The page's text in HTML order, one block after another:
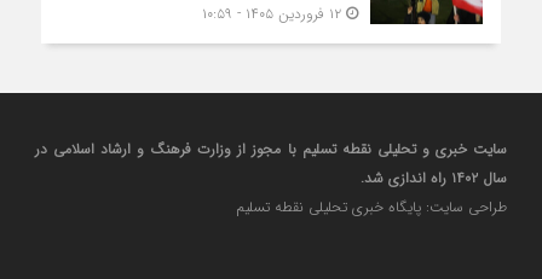
۱۲ فروردین ۱۴۰۵ - ۱۰:۵۹
سایت خبری و تحلیلی نقطه تسلیم با مجوز از وزارت فرهنگ و ارشاد اسلامی در
سال ۱۴۰۲ راه اندازی شد.
طراحی سایت: پایگاه خبری تحلیلی نقطه تسلیم